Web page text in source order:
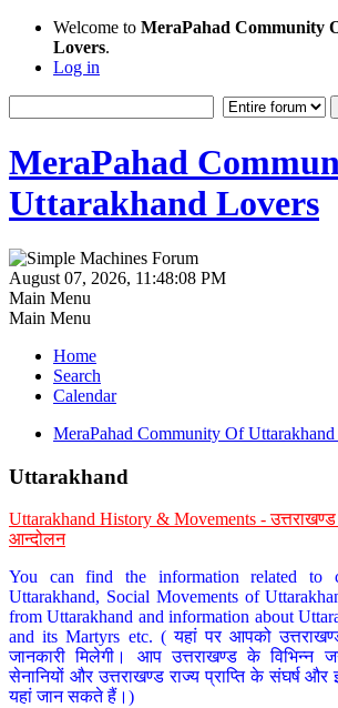
Welcome to MeraPahad Community
Lovers.
Log in
MeraPahad
Uttarakhand Lovers
August 07, 2026, 11:48:08 PM
Main Menu
Main Menu
Home
Search
Calendar
MeraPahad Community Of
Uttarakhand
Uttarakhand History & Movements -
आन्दोलन
You can find the information related to
Uttarakhand, Social Movements of
from Uttarakhand and information about
and its Martyrs etc. ( यहां पर आपको
जानकारी मिलेगी। आप उत्तराखण्ड के विभिन्न
सेनानियों और उत्तराखण्ड राज्य प्राप्ति के संघर्ष
यहां जान सकते हैं।)